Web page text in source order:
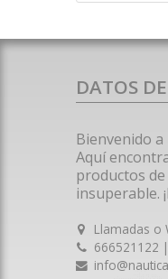
DATOS
Bienvenido
Aquí
productos
insuperable.
Llamadas o
666521122